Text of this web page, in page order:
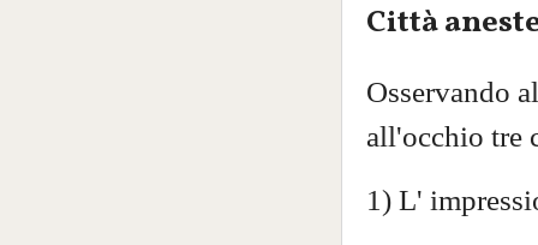
Città
Osservando
all'occhio tre
1) L'